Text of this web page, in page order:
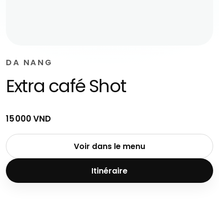
DA NANG
Extra café Shot
15 000 VND
Voir dans le menu
Itinéraire